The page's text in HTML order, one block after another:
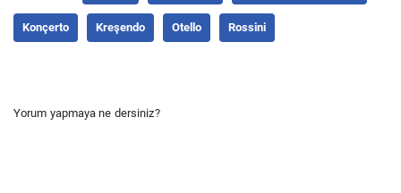
Konçerto Kreşendo Otello Rossini
Yorum yapmaya ne dersiniz?